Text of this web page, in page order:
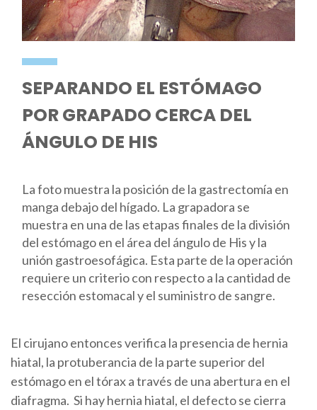
SEPARANDO EL ESTÓMAGO
POR GRAPADO CERCA DEL
ÁNGULO DE HIS
La foto muestra la posición de la gastrectomía en
manga debajo del hígado. La grapadora se
muestra en una de las etapas finales de la división
del estómago en el área del ángulo de His y la
unión gastroesofágica. Esta parte de la operación
requiere un criterio con respecto a la cantidad de
resección estomacal y el suministro de sangre.
El cirujano entonces verifica la presencia de hernia
hiatal, la protuberancia de la parte superior del
estómago en el tórax a través de una abertura en el
diafragma. Si hay hernia hiatal, el defecto se cierra